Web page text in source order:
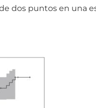
dos puntos en una